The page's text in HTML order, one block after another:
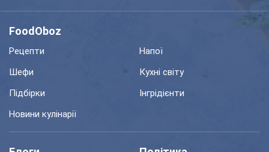
FoodOboz
Рецепти
Напої
Шефи
Кухні світу
Підбірки
Інгрідієнти
Новини кулінарії